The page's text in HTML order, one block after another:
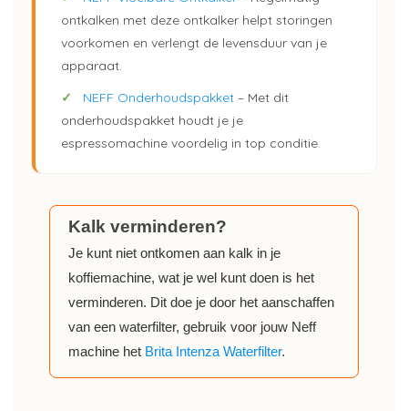
ontkalken met deze ontkalker helpt storingen
voorkomen en verlengt de levensduur van je
apparaat.
✓
NEFF Onderhoudspakket – Met dit
onderhoudspakket houdt je je
espressomachine voordelig in top conditie.
Kalk verminderen?
Je kunt niet ontkomen aan kalk in je
koffiemachine, wat je wel kunt doen is het
verminderen. Dit doe je door het aanschaffen
van een waterfilter, gebruik voor jouw Neff
machine het Brita Intenza Waterfilter.